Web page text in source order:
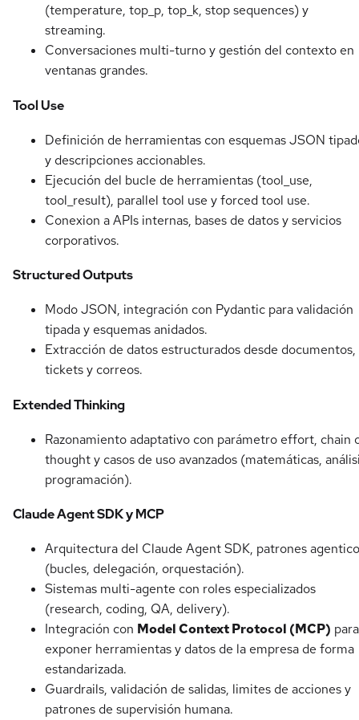
(temperature, top_p, top_k, stop sequences) y
streaming.
Conversaciones multi-turno y gestión del contexto en
ventanas grandes.
Tool Use
Definición de herramientas con esquemas JSON
y descripciones accionables.
Ejecución del bucle de herramientas (tool_use,
tool_result), parallel tool use y forced tool use.
Conexion a APIs internas, bases de datos y servicios
corporativos.
Structured Outputs
Modo JSON, integración con Pydantic para validación
tipada y esquemas anidados.
Extracción de datos estructurados desde documentos,
tickets y correos.
Extended Thinking
Razonamiento adaptativo con parámetro effort, chain
thought y casos de uso avanzados (matemáticas,
programación).
Claude Agent SDK y MCP
Arquitectura del Claude Agent SDK, patrones
(bucles, delegación, orquestación).
Sistemas multi-agente con roles especializados
(research, coding, QA, delivery).
Integración con Model Context Protocol (MCP) para
exponer herramientas y datos de la empresa de forma
estandarizada.
Guardrails, validación de salidas, limites de acciones y
patrones de supervisión humana.